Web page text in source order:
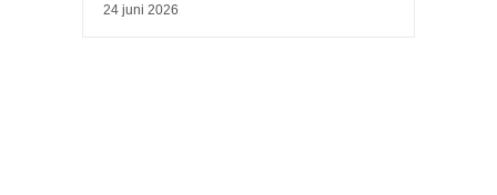
24 juni 2026